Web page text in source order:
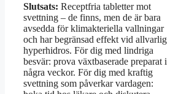
Slutsats: Receptfria tabletter mot
svettning – de finns, men de är bara
avsedda för klimakteriella vallningar
och har begränsad effekt vid allvarlig
hyperhidros. För dig med lindriga
besvär: prova växtbaserade preparat i
några veckor. För dig med kraftig
svettning som påverkar vardagen: